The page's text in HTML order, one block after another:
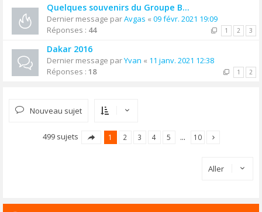
Quelques souvenirs du Groupe B...
Dernier message parAvgas « 09 févr. 2021 19:09
Réponses : 44 1 2 3
Dakar 2016
Dernier message parYvan « 11 janv. 2021 12:38
Réponses : 18 1 2
Nouveau sujet
499 sujets 1 2 3 4 5 … 10
Aller